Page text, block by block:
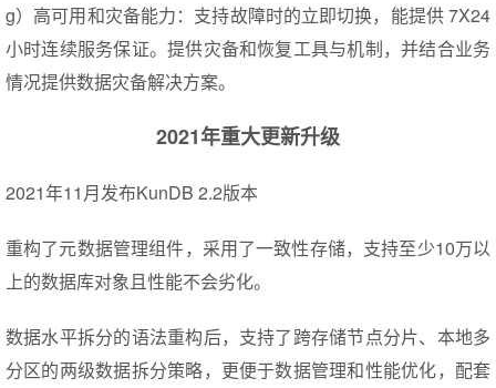
g）高可用和灾备能力：支持故障时的立即切换，能提供 7X24
小时连续服务保证。提供灾备和恢复工具与机制，并结合业务
情况提供数据灾备解决方案。
2021年重大更新升级
2021年11月发布KunDB 2.2版本
重构了元数据管理组件，采用了一致性存储，支持至少10万以
上的数据库对象且性能不会劣化。
数据水平拆分的语法重构后，支持了跨存储节点分片、本地多
分区的两级数据拆分策略，更便于数据管理和性能优化，配套